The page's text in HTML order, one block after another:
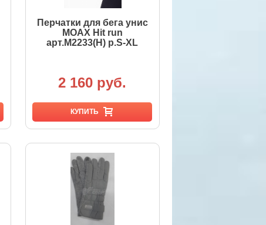
Перчатки для бега унис
MOAX Hit run
арт.M2233(Н) р.S-XL
2 160 руб.
КУПИТЬ